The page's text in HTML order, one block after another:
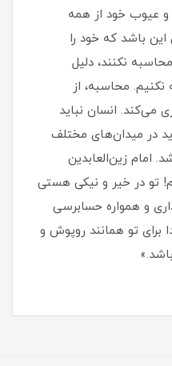
عیوب خود از همه
باشد که خود را
نکنند، دلیل
محاسبه، از
می‌کند. انسان نباید
در میدان‌های مختلف
امام زین‌العابدین
تو در خیر و نیکی هستی
و همواره حسابرسی
تو همانند روپوش و